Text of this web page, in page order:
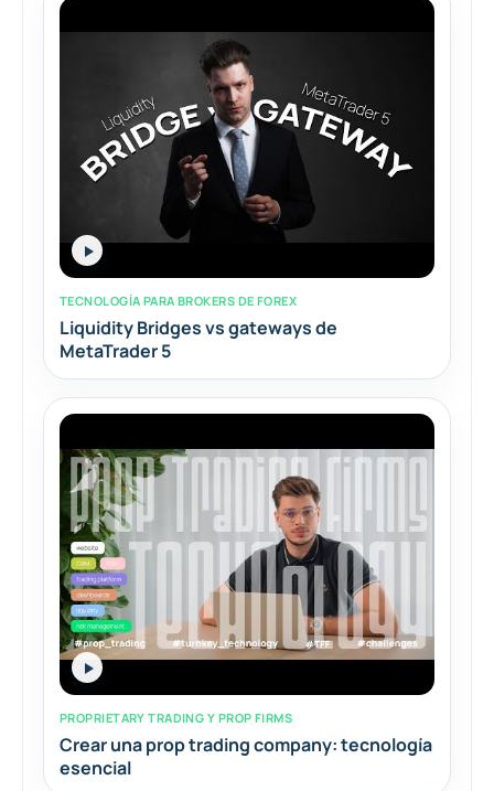
TECNOLOGÍA PARA BROKERS DE FOREX
Liquidity Bridges vs gateways de
MetaTrader 5
PROPRIETARY TRADING Y PROP FIRMS
Crear una prop trading company: tecnología
esencial